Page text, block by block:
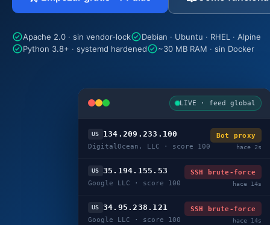
Apache 2.0 · sin vendor-lock
Debian · Ubuntu · RHEL · Alpine
Python 3.8+ · systemd hardened
~30 MB RAM · sin Docker
LIVE · feed global
US 134.209.233.100
DigitalOcean, LLC · score 100
Bot proxy
hace 3s
US 35.194.155.53
Google LLC · score 100
SSH brute-force
hace 15s
US 34.95.238.121
Google LLC · score 100
SSH brute-force
hace 15s